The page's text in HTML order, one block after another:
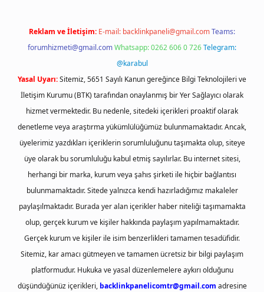
Reklam ve İletişim: E-mail: backlinkpaneli@gmail.comTeams:
forumhizmeti@gmail.comWhatsapp: 0262 606 0 726Telegram:
@karabul
Yasal Uyarı:Sitemiz, 5651 Sayılı Kanun gereğince Bilgi Teknolojileri ve
İletişim Kurumu (BTK) tarafından onaylanmış bir Yer Sağlayıcı olarak
hizmet vermektedir. Bu nedenle, sitedeki içerikleri proaktif olarak
denetleme veya araştırma yükümlülüğümüz bulunmamaktadır. Ancak,
üyelerimiz yazdıkları içeriklerin sorumluluğunu taşımakta olup, siteye
üye olarak bu sorumluluğu kabul etmiş sayılırlar. Bu internet sitesi,
herhangi bir marka, kurum veya şahıs şirketi ile hiçbir bağlantısı
bulunmamaktadır. Sitede yalnızca kendi hazırladığımız makaleler
paylaşılmaktadır. Burada yer alan içerikler haber niteliği taşımamakta
olup, gerçek kurum ve kişiler hakkında paylaşım yapılmamaktadır.
Gerçek kurum ve kişiler ile isim benzerlikleri tamamen tesadüfidir.
Sitemiz, kar amacı gütmeyen ve tamamen ücretsiz bir bilgi paylaşım
platformudur. Hukuka ve yasal düzenlemelere aykırı olduğunu
düşündüğünüz içerikleri, backlinkpanelicomtr@gmail.com adresine